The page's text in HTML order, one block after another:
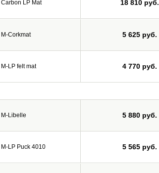
Carbon LP Mat 18 810 руб.
M-Corkmat 5 625 руб.
M-LP felt mat 4 770 руб.
M-Libelle 5 880 руб.
M-LP Puck 4010 5 565 руб.